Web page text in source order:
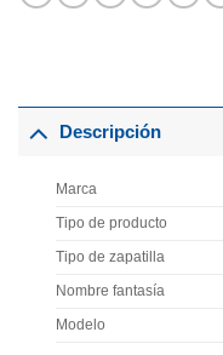
Descripción
Marca
Tipo de producto
Tipo de zapatilla
Nombre fantasía
Modelo